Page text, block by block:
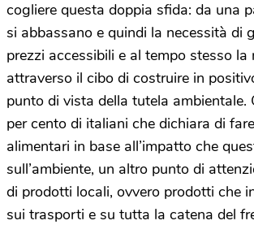
cogliere questa doppia sfida: da una
si abbassano e quindi la necessità di
prezzi accessibili e al tempo stesso la
attraverso il cibo di costruire in
punto di vista della tutela ambientale.
per cento di italiani che dichiara di
alimentari in base all’impatto che
sull’ambiente, un altro punto di
di prodotti locali, ovvero prodotti che
sui trasporti e su tutta la catena del